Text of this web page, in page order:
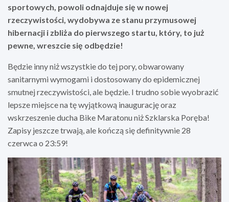
sportowych, powoli odnajduje się w nowej
rzeczywistości, wydobywa ze stanu przymusowej
hibernacji i zbliża do pierwszego startu, który, to już
pewne, wreszcie się odbędzie!
Będzie inny niż wszystkie do tej pory, obwarowany
sanitarnymi wymogami i dostosowany do epidemicznej
smutnej rzeczywistości, ale będzie. I trudno sobie wyobrazić
lepsze miejsce na tę wyjątkową inaugurację oraz
wskrzeszenie ducha Bike Maratonu niż Szklarska Poręba!
Zapisy jeszcze trwają, ale kończą się definitywnie 28
czerwca o 23:59!